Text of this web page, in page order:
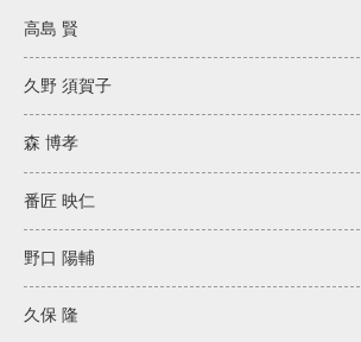
高島 賢
久野 須賀子
森 博孝
番匠 映仁
野口 陽輔
久保 隆